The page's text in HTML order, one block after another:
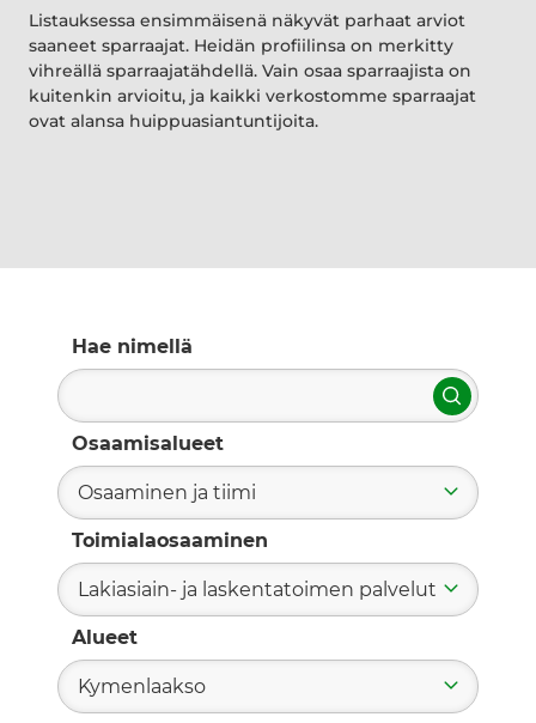
Listauksessa ensimmäisenä näkyvät parhaat arviot
saaneet sparraajat. Heidän profiilinsa on merkitty
vihreällä sparraajatähdellä. Vain osaa sparraajista on
kuitenkin arvioitu, ja kaikki verkostomme sparraajat
ovat alansa huippuasiantuntijoita.
Hae nimellä
Hae
Osaamisalueet
Osaaminen ja tiimi
Toimialaosaaminen
Lakiasiain- ja laskentatoimen palvelut
Alueet
Kymenlaakso